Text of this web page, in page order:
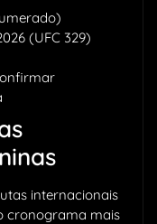
(UFC 329)
internacionais
cronograma mais